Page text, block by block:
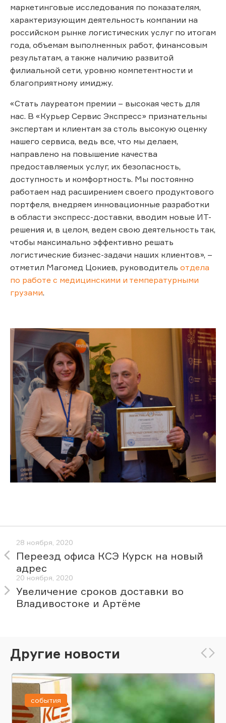
маркетинговые исследования по показателям,
характеризующим деятельность компании на
российском рынке логистических услуг по итогам
года, объемам выполненных работ, финансовым
результатам, а также наличию развитой
филиальной сети, уровню компетентности и
благоприятному имиджу.
«Стать лауреатом премии – высокая честь для
нас. В «Курьер Сервис Экспресс» признательны
экспертам и клиентам за столь высокую оценку
нашего сервиса, ведь все, что мы делаем,
направлено на повышение качества
предоставляемых услуг, их безопасность,
доступность и комфортность. Мы постоянно
работаем над расширением своего продуктового
портфеля, внедряем инновационные разработки
в области экспресс-доставки, вводим новые ИТ-
решения и, в целом, ведем свою деятельность так,
чтобы максимально эффективно решать
логистические бизнес-задачи наших клиентов», –
отметил Магомед Цокиев, руководитель отдела
по работе с медицинскими и температурными
грузами.
28 ноября, 2020
Переезд офиса КСЭ Курск на новый
адрес
20 ноября, 2020
Увеличение сроков доставки во
Владивостоке и Артёме
Другие новости
события